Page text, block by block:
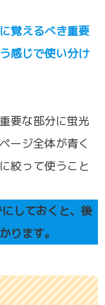
覚えるべき重要
感じで使い分け
要な部分に蛍光
ージ全体が青く
絞って使うこと
しておくと、後
ります。